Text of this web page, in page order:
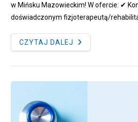
w Mińsku Mazowieckim! W ofercie: ✔
doświadczonym fizjoterapeutą/
CZYTAJ DALEJ DOBRA
WIADOMOŚĆ
PZU